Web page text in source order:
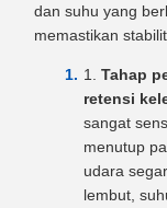
dan suhu yang
memastikan
Tahap
retensi
sangat
menutup
udara
lembut,